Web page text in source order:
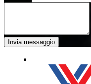
Invia messaggio